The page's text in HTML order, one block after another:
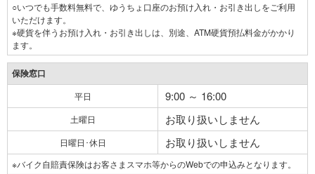
○いつでも手数料無料で、ゆうちょ口座のお預け入れ・お引き出しをご利用
いただけます。
※硬貨を伴うお預け入れ・お引き出しは、別途、ATM硬貨預払料金がかかり
ます。
保険窓口
平日 9:00 ～ 16:00
土曜日 お取り扱いしません
日曜日･休日 お取り扱いしません
※バイク自賠責保険はお客さまスマホ等からのWebでの申込みとなります。